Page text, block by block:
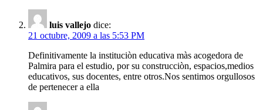
luis vallejo dice:
21 octubre, 2009 a las 5:53 PM
Definitivamente la instituciòn educativa màs acogedora de
Palmira para el estudio, por su construcciòn, espacios,medios
educativos, sus docentes, entre otros.Nos sentimos orgullosos
de pertenecer a ella